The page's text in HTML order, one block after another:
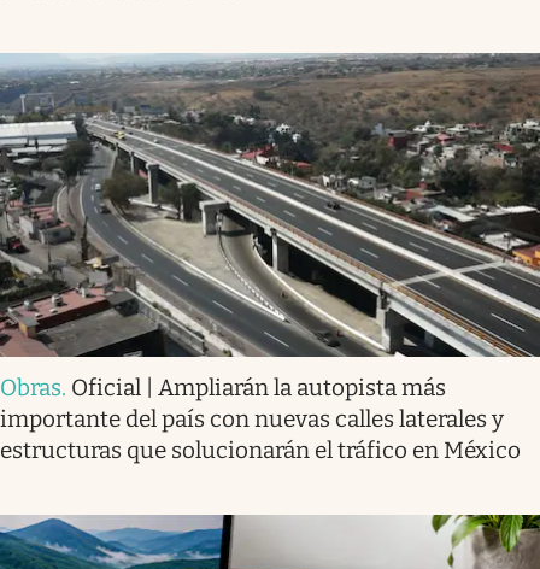
Obras. Oficial | Ampliarán la autopista más
importante del país con nuevas calles laterales y
estructuras que solucionarán el tráfico en México